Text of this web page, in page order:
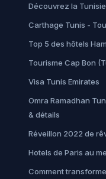
Découvrez la
Carthage Tunis -
Top 5 des hôtels
Tourisme Cap Bon
Visa Tunis Emirates
Omra Ramadhan
& détails
Réveillon 2022 de
Hotels de Paris au
Comment